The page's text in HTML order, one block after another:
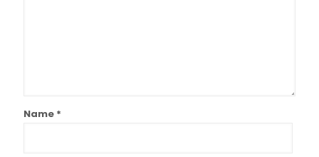
Name *